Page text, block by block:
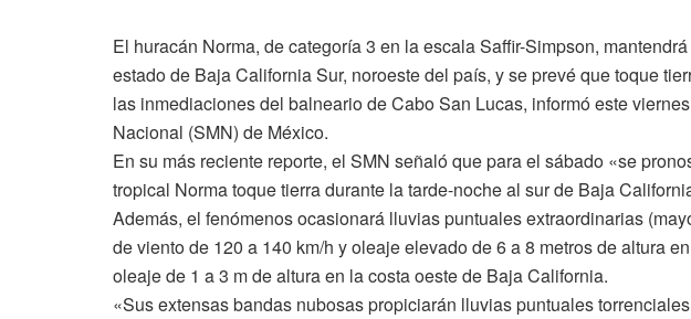
El huracán Norma, de categoría 3 en la escala Saffir-Simpson,
estado de Baja California Sur, noroeste del país, y se prevé que toque
las inmediaciones del balneario de Cabo San Lucas, informó este
Nacional (SMN) de México.
En su más reciente reporte, el SMN señaló que para el sábado «se
tropical Norma toque tierra durante la tarde-noche al sur de Baja
Además, el fenómenos ocasionará lluvias puntuales extraordinarias
de viento de 120 a 140 km/h y oleaje elevado de 6 a 8 metros de altura
oleaje de 1 a 3 m de altura en la costa oeste de Baja California.
«Sus extensas bandas nubosas propiciarán lluvias puntuales